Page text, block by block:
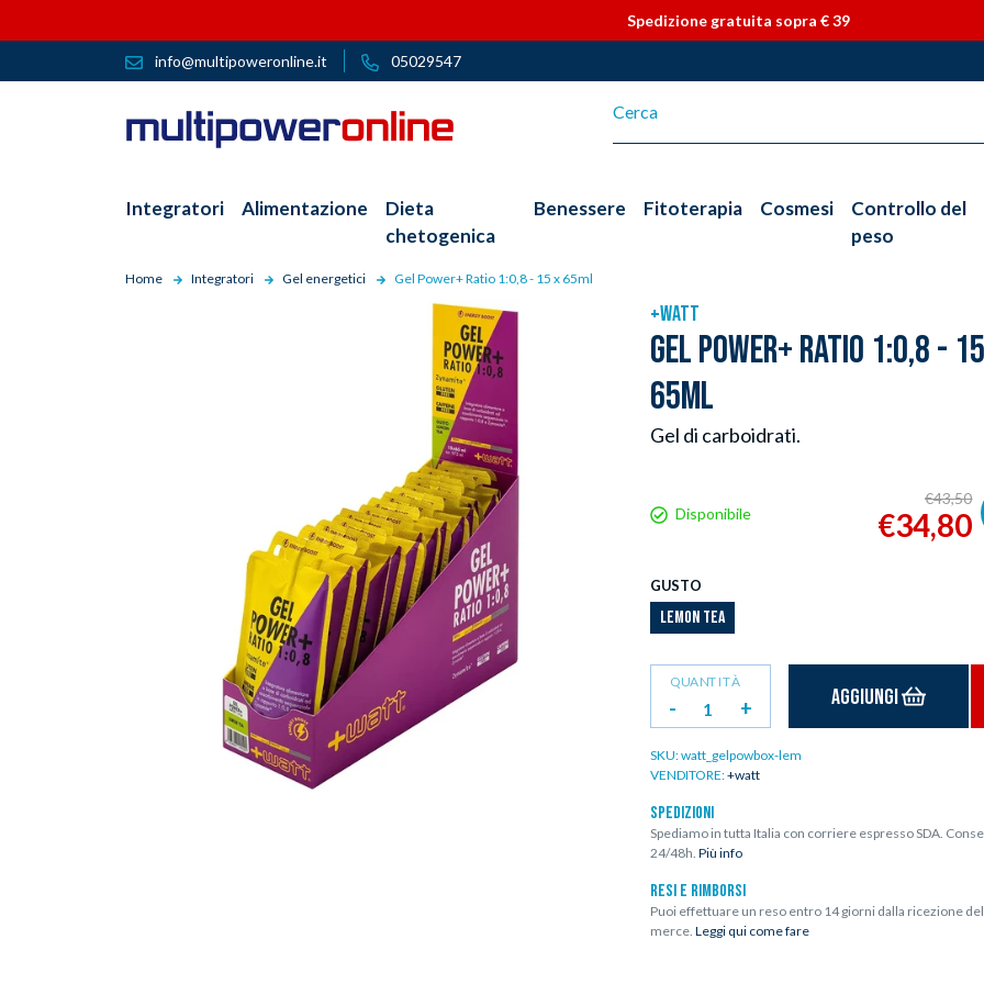
Spedizione gratuita sopra € 39
info@multipoweronline.it 05029547
Integratori Alimentazione
Dieta
chetogenica
Benessere Fitoterapia Cosmesi
Controllo del
peso
Home Integratori Gel energetici Gel Power+ Ratio 1:0,8 - 15 x 65ml
+WATT
GEL POWER+ RATIO 1:0,8 -
65ML
Gel di carboidrati.
Disponibile
€43,50
€34,80
GUSTO
LEMON TEA
QUANTITÀ
- + Aggiungi
SKU:watt_gelpowbox-lem
VENDITORE:+watt
SPEDIZIONI
Spediamo in tutta Italia con corriere espresso SDA.
24/48h. Più info
RESI E RIMBORSI
Puoi effettuare un reso entro 14 giorni dalla ricezione
merce. Leggi qui come fare